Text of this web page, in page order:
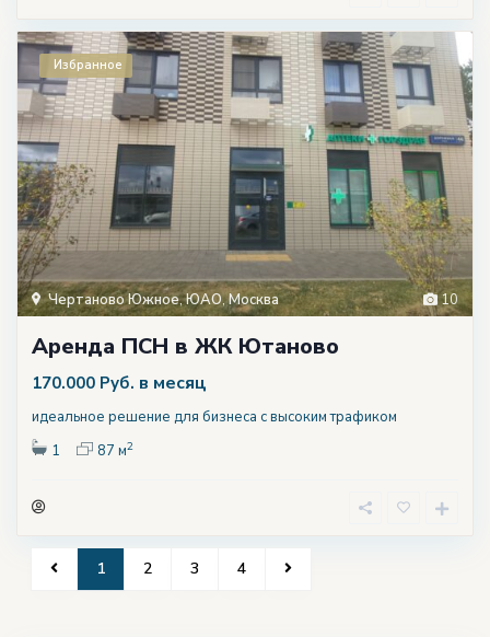
10
Чертаново Южное,ЮАО,Москва
Избранное
Аренда ПСН в ЖК Ютаново
170.000 Руб. в месяц
идеальное решение для бизнеса с высоким трафиком
1
87 м2
1 2 3 4